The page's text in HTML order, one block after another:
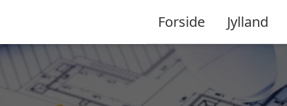
Forside Jylland